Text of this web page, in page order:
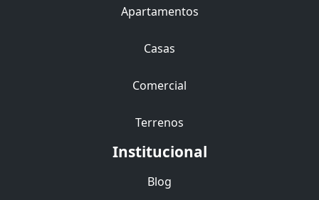
Apartamentos
Casas
Comercial
Terrenos
Institucional
Blog